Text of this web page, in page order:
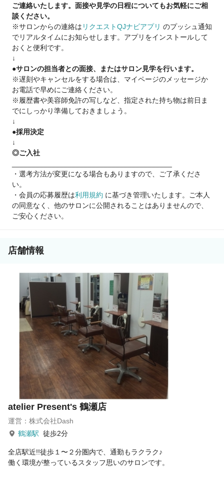
残業手当
★Ｗワーク可能
副収入を得たい方も時間、勤務日数に応じます。
まずは応募にてご相談ください。
ご連絡いたします。面接や見学の日程についてもお気軽にご相
談ください。
※サロンからの連絡は リクエストQJナビアプリ のプッシュ通知
でリアルタイムにお知らせします。アプリをインストールして
おくと便利です。
↓
●サロンの担当者との面接、またはサロン見学を行います。
※遅刻やキャンセルをする場合は、マイページのメッセージか
お電話で早めにご連絡ください。
※履歴書や美容師免許の写しなど、指定された持ち物は前日ま
でにしっかり準備しておきましょう。
↓
●採用決定
↓
◎ご入社
・選考方法が変更になる場合もありますので、ご了承くださ
い。
・会員の応募履歴は利用規約 に基づき管理いたします。ご本人
の同意なく、他のサロンに公開されることはありませんので、
ご安心ください。
店舗情報
atelier Present's 鶴瀬店
運営：株式会社Dash
鶴瀬駅 徒歩2分
全店駅近!!徒歩１〜２分圏内で、通勤もラクラク♪
働く環境が整っているスタッフ思いのサロンです。